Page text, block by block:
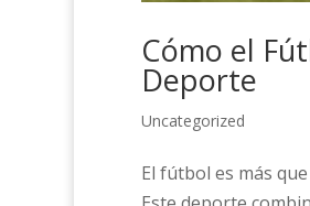
Cómo el
Deporte
Uncategorized
El fútbol es más